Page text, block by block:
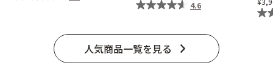
メイク・ボディ・ヘアケア
4.6
人気商品一覧を見る